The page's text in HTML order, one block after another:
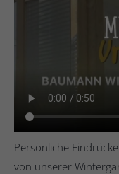
Persönliche
von unserer